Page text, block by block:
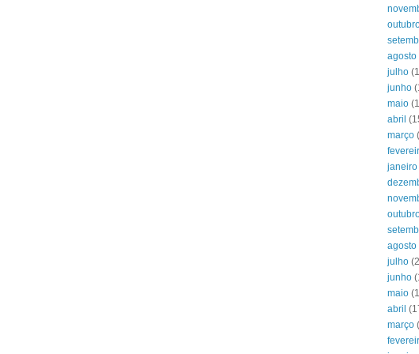
agosto
julho
junho
maio
abril
março
janeiro
agosto
julho
junho
maio
abril
março